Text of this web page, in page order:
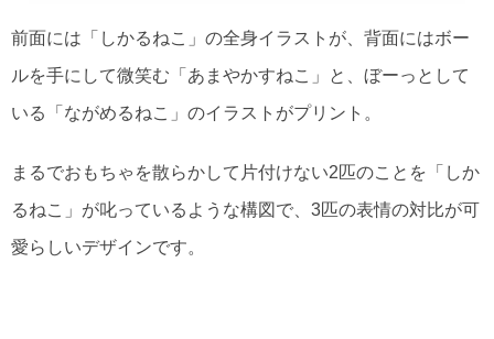
前面には「しかるねこ」の全身イラストが、背面にはボー
ルを手にして微笑む「あまやかすねこ」と、ぼーっとして
いる「ながめるねこ」のイラストがプリント。
まるでおもちゃを散らかして片付けない2匹のことを「しか
るねこ」が叱っているような構図で、3匹の表情の対比が可
愛らしいデザインです。